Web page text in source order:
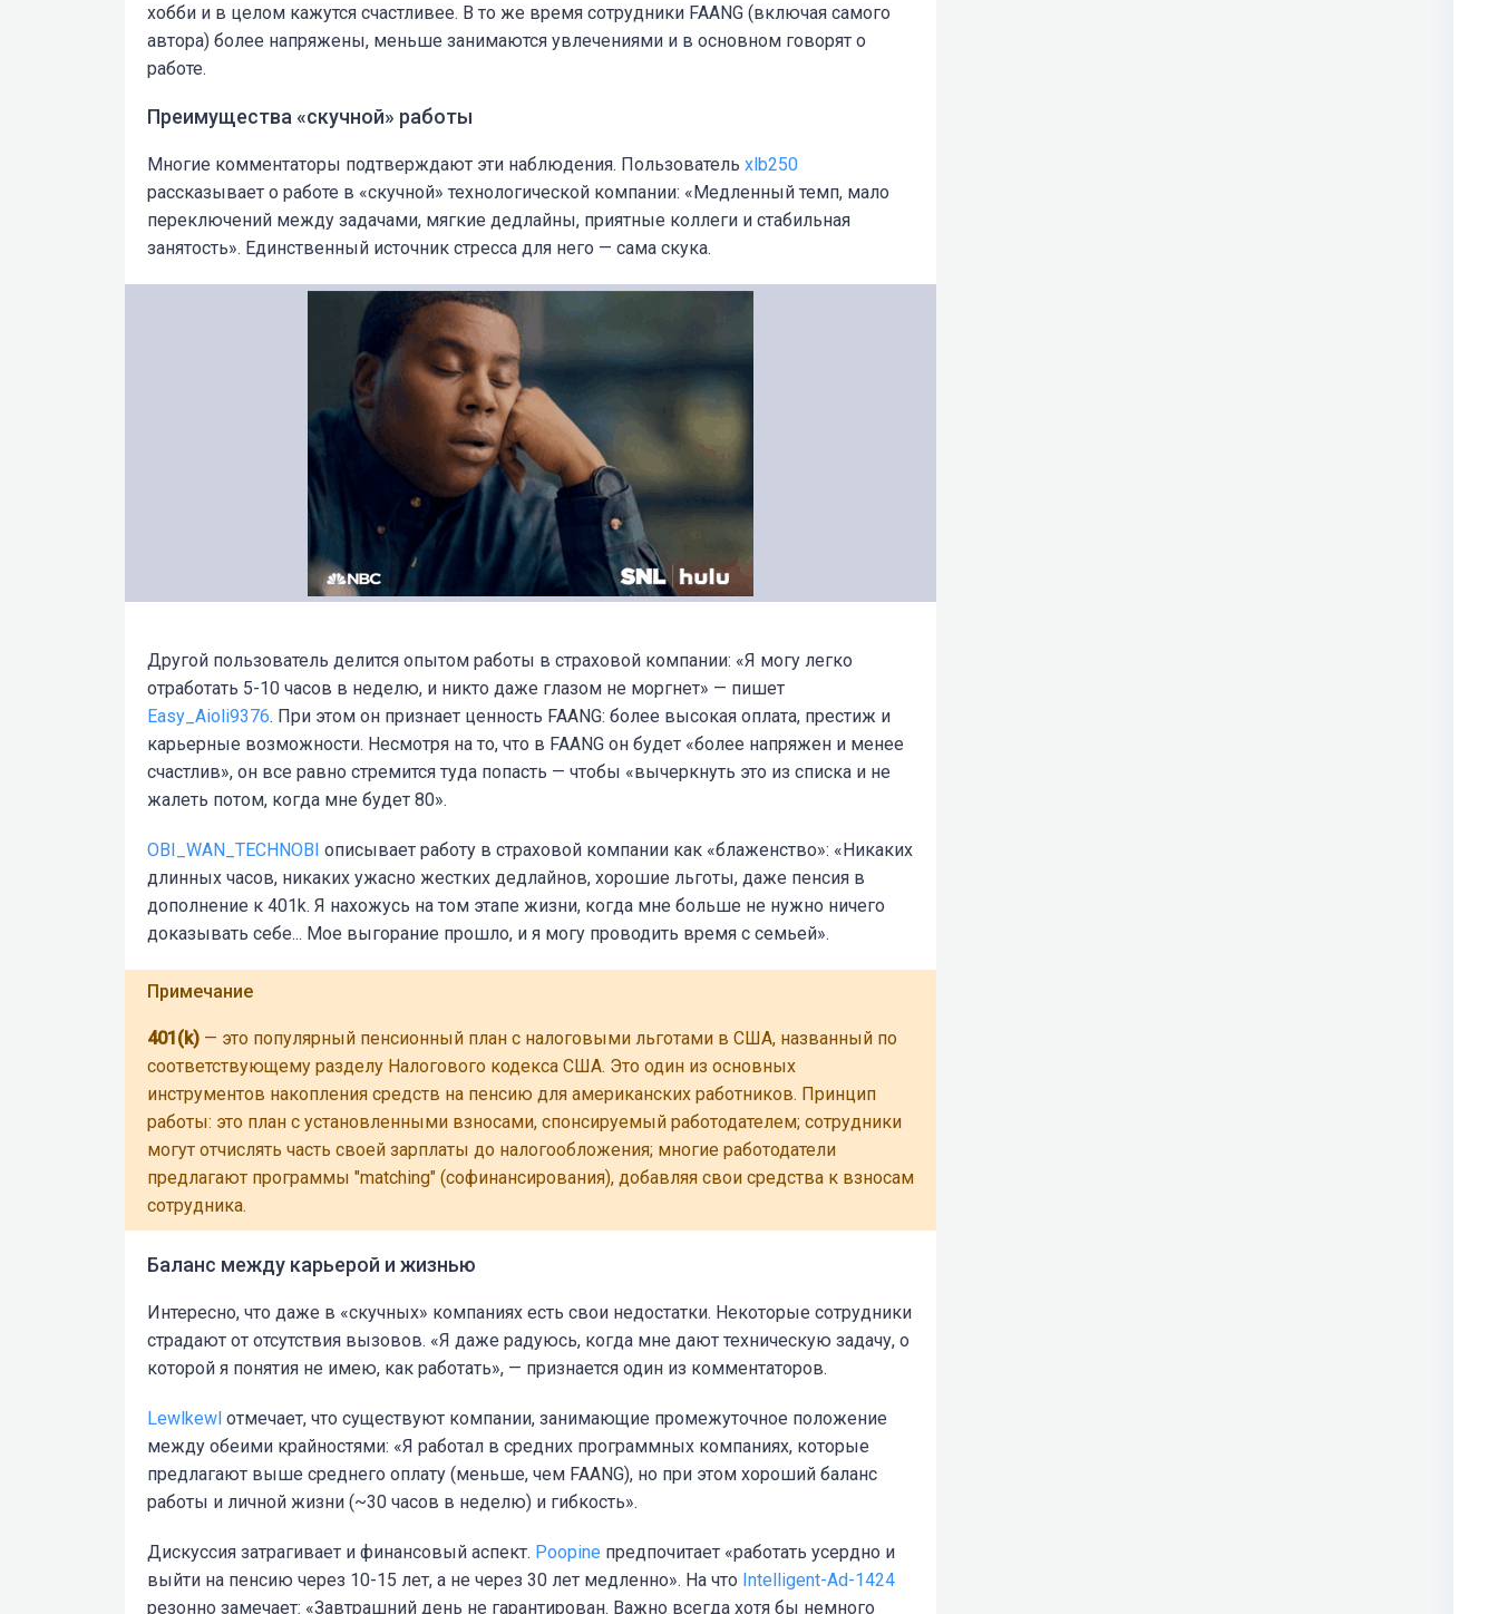
хобби и в целом кажутся счастливее. В то же время сотрудники FAANG (включая самого
автора) более напряжены, меньше занимаются увлечениями и в основном говорят о
работе.
Преимущества «скучной» работы
Многие комментаторы подтверждают эти наблюдения. Пользователь xlb250
рассказывает о работе в «скучной» технологической компании: «Медленный темп, мало
переключений между задачами, мягкие дедлайны, приятные коллеги и стабильная
занятость». Единственный источник стресса для него — сама скука.
Другой пользователь делится опытом работы в страховой компании: «Я могу легко
отработать 5-10 часов в неделю, и никто даже глазом не моргнет» — пишет
Easy_Aioli9376. При этом он признает ценность FAANG: более высокая оплата, престиж и
карьерные возможности. Несмотря на то, что в FAANG он будет «более напряжен и менее
счастлив», он все равно стремится туда попасть — чтобы «вычеркнуть это из списка и не
жалеть потом, когда мне будет 80».
OBI_WAN_TECHNOBI описывает работу в страховой компании как «блаженство»: «Никаких
длинных часов, никаких ужасно жестких дедлайнов, хорошие льготы, даже пенсия в
дополнение к 401k. Я нахожусь на том этапе жизни, когда мне больше не нужно ничего
доказывать себе... Мое выгорание прошло, и я могу проводить время с семьей».
Примечание
401(k) — это популярный пенсионный план с налоговыми льготами в США, названный по
соответствующему разделу Налогового кодекса США. Это один из основных
инструментов накопления средств на пенсию для американских работников. Принцип
работы: это план с установленными взносами, спонсируемый работодателем; сотрудники
могут отчислять часть своей зарплаты до налогообложения; многие работодатели
предлагают программы "matching" (софинансирования), добавляя свои средства к взносам
сотрудника.
Баланс между карьерой и жизнью
Интересно, что даже в «скучных» компаниях есть свои недостатки. Некоторые сотрудники
страдают от отсутствия вызовов. «Я даже радуюсь, когда мне дают техническую задачу, о
которой я понятия не имею, как работать», — признается один из комментаторов.
Lewlkewl отмечает, что существуют компании, занимающие промежуточное положение
между обеими крайностями: «Я работал в средних программных компаниях, которые
предлагают выше среднего оплату (меньше, чем FAANG), но при этом хороший баланс
работы и личной жизни (~30 часов в неделю) и гибкость».
Дискуссия затрагивает и финансовый аспект. Poopine предпочитает «работать усердно и
выйти на пенсию через 10-15 лет, а не через 30 лет медленно». На что Intelligent-Ad-1424
резонно замечает: «Завтрашний день не гарантирован. Важно всегда хотя бы немного